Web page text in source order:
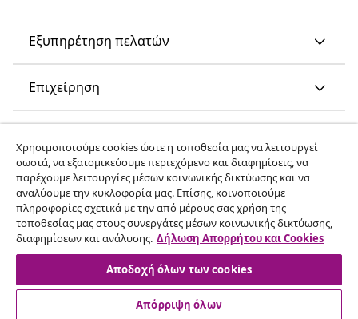
Εξυπηρέτηση πελατών
Επιχείρηση
Ανακαλύψτε περισσότερα
© 2008-2026 vidaXL Ο ιστότοπος www.vidaxl.gr αποτελεί
Χρησιμοποιούμε cookies ώστε η τοποθεσία μας να λειτουργεί
σωστά, να εξατομικεύουμε περιεχόμενο και διαφημίσεις, να
παρέχουμε λειτουργίες μέσων κοινωνικής δικτύωσης και να
αναλύουμε την κυκλοφορία μας. Επίσης, κοινοποιούμε
πληροφορίες σχετικά με την από μέρους σας χρήση της
τοποθεσίας μας στους συνεργάτες μέσων κοινωνικής δικτύωσης,
διαφημίσεων και ανάλυσης. Δήλωση Απορρήτου και Cookies
Αποδοχή όλων των cookies
Απόρριψη όλων